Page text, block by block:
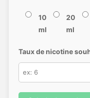
10
ml
20
ml
Taux de nicotine